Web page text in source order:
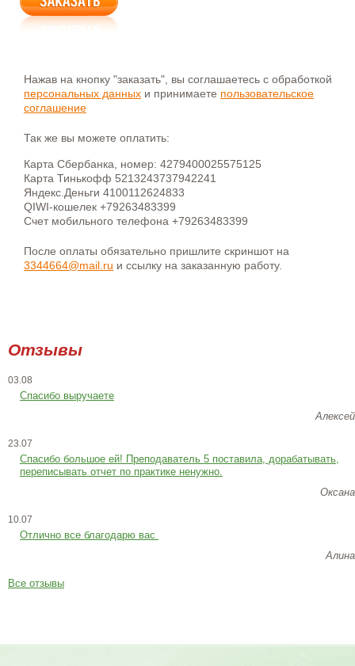
Нажав на кнопку "заказать", вы соглашаетесь с обработкой
персональных данных и принимаете пользовательское
соглашение
Так же вы можете оплатить:
Карта Сбербанка, номер: 4279400025575125
Карта Тинькофф 5213243737942241
Яндекс.Деньги 4100112624833
QIWI-кошелек +79263483399
Счет мобильного телефона +79263483399
После оплаты обязательно пришлите скриншот на
3344664@mail.ru и ссылку на заказанную работу.
Отзывы
03.08
Спасибо выручаете
Алексей
23.07
Cпасибо большое ей! Преподаватель 5 поставила, дорабатывать,
переписывать отчет по практике ненужно.
Оксана
10.07
Отлично все благодарю вас
Алина
Все отзывы